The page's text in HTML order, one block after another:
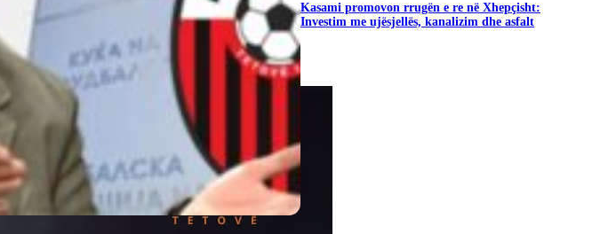
Kasami promovon rrugën e re në Xhepçisht:
Investim me ujësjellës, kanalizim dhe asfalt